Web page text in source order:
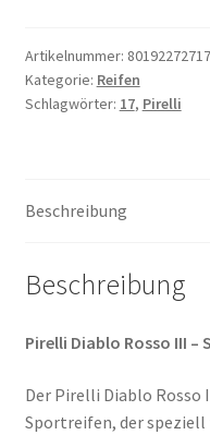
240/45
ZR
17
Menge
Artikelnummer:
Kategorie: Reifen
Schlagwörter: 17, Pirelli
Beschreibung
Beschreibung
Pirelli Diablo Rosso III –
Der Pirelli Diablo
Sportreifen, der speziell